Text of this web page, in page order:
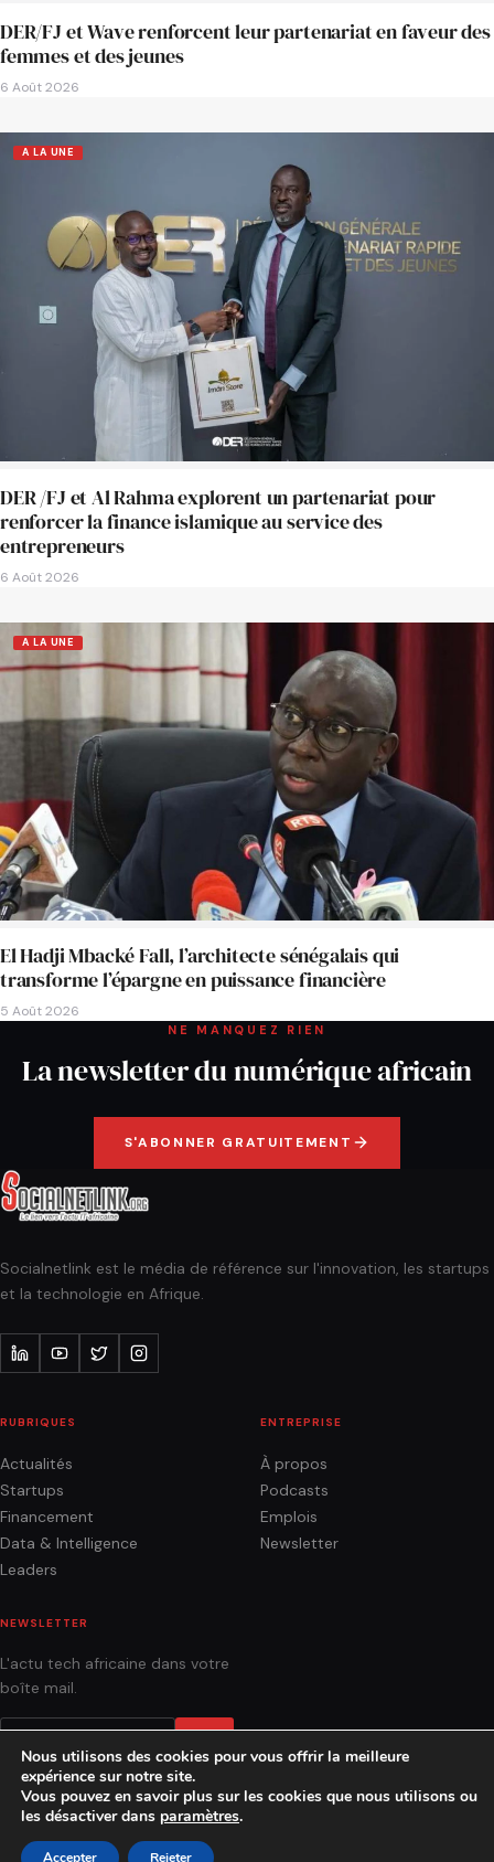
DER/FJ et Wave renforcent leur partenariat en faveur des
femmes et des jeunes
6 Août 2026
A LA UNE
DER /FJ et Al Rahma explorent un partenariat pour
renforcer la finance islamique au service des
entrepreneurs
6 Août 2026
A LA UNE
El Hadji Mbacké Fall, l’architecte sénégalais qui
transforme l’épargne en puissance financière
5 Août 2026
NE MANQUEZ RIEN
La newsletter du numérique africain
S'ABONNER GRATUITEMENT
Socialnetlink est le média de référence sur l'innovation, les startups
et la technologie en Afrique.
RUBRIQUES
Actualités
Startups
Financement
Data & Intelligence
Leaders
ENTREPRISE
À propos
Podcasts
Emplois
Newsletter
NEWSLETTER
L'actu tech africaine dans votre
boîte mail.
ACTUALITÉSANALYSES PODCASTS AGENCE
Nous utilisons des cookies pour vous offrir la meilleure
expérience sur notre site.
Vous pouvez en savoir plus sur les cookies que nous utilisons ou
les désactiver dans paramètres.
Accepter Rejeter